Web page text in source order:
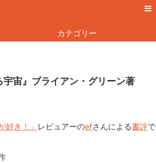
カテゴリー
宙』ブライアン・グリーン著
き！」 レビュアーのefさんによる書評で